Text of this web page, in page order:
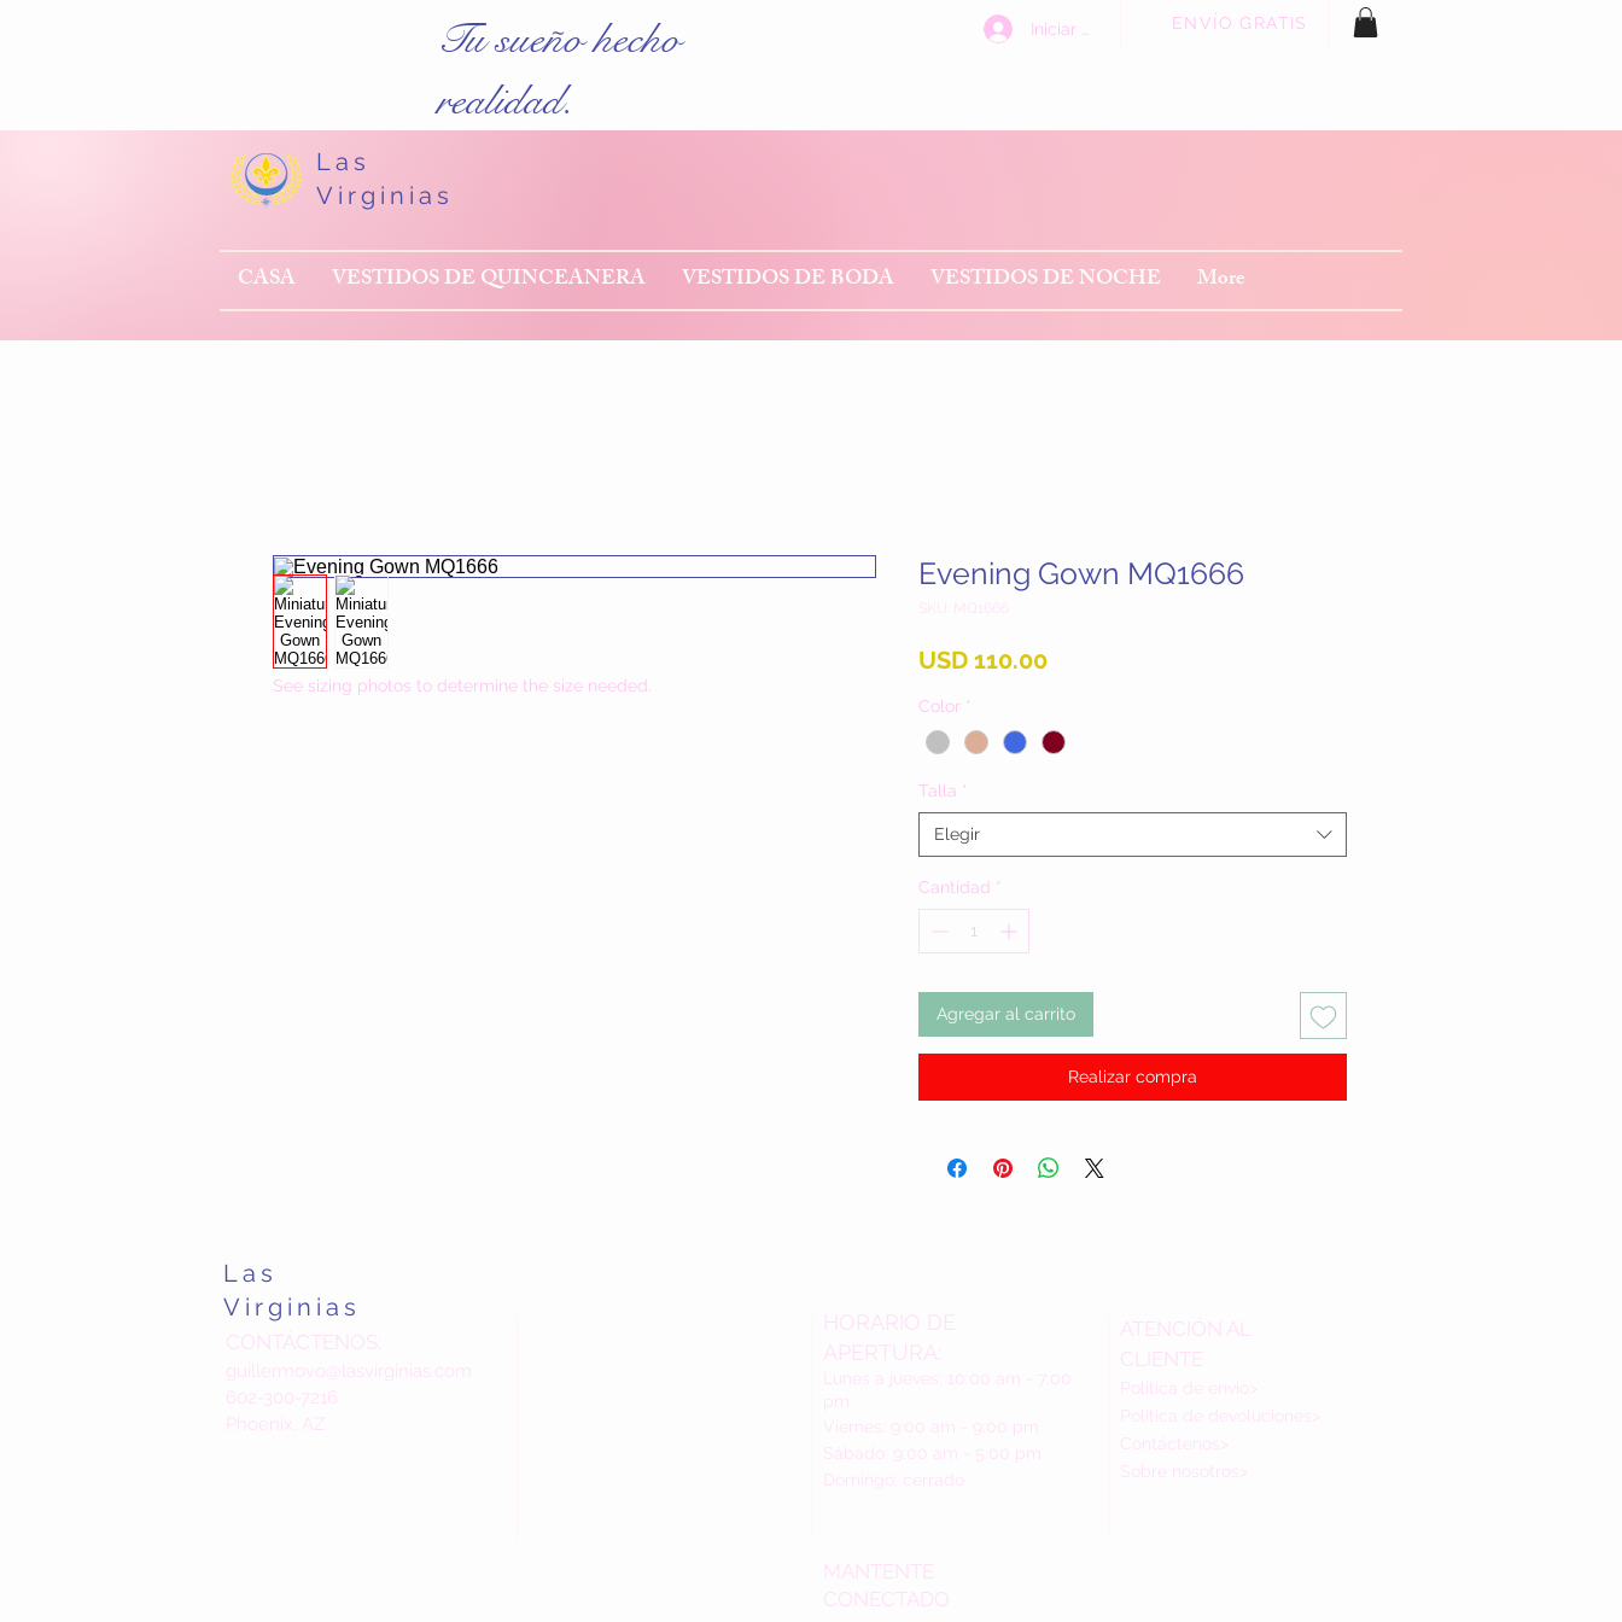
Tu sueño hecho
realidad.
Iniciar sesión ENVÍO GRATIS
Las
Virginias
CASA VESTIDOS DE QUINCEANERA VESTIDOS DE BODA VESTIDOS DE NOCHE More
See sizing photos to determine the size needed.
Evening Gown MQ1666
SKU: MQ1666
USD 110.00Precio
Color *
Talla *
Elegir
Cantidad *
Agregar al carrito
Realizar compra
Las
Virginias
CONTÁCTENOS:
guillermovo@lasvirginias.com
602-300-7216
Phoenix, AZ
HORARIO DE
APERTURA:
Lunes a jueves: 10:00 am - 7:00
pm
Viernes: 9:00 am - 9:00 pm
Sábado: 9:00 am - 5:00 pm
Domingo: cerrado
MANTENTE
CONECTADO
ATENCIÓN AL
CLIENTE
Política de envío>
Política de devoluciones>
Contáctenos>
Sobre nosotros>